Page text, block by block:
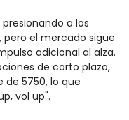
a los
el mercado sigue
adicional al alza.
de corto plazo,
de 5750, lo que
vol up".